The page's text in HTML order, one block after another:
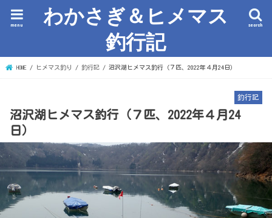
わかさぎ＆ヒメマス
釣行記
search
menu
HOME ヒメマス釣り 釣行記 沼沢湖ヒメマス釣行（７匹、2022年４月24日）
釣行記
沼沢湖ヒメマス釣行（７匹、2022年４月24
日）